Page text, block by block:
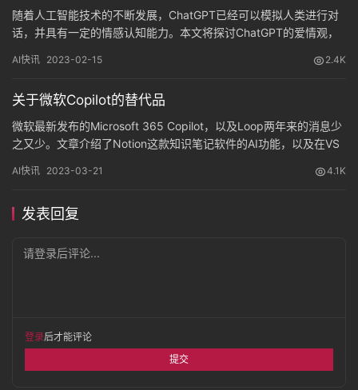
随着人工智能技术的不断发展，ChatGPT已经可以模拟人类进行对
话，并具有一定的情感认知能力。本文将探讨ChatGPT的爱情观，
AI快讯 2023-02-15 2.4K
关于微软Copilot的替代品
微软最新发布的Microsoft 365 Copilot，以及Loop两年来的消息少
之又少。文章介绍了Notion这款知识笔记软件的AI功能，以及在VS
惊叹，但也对Notion的AI功能表达了欣赏。
AI快讯 2023-03-21 4.1K
发表回复
请登录后评论...
登录后才能评论
提交